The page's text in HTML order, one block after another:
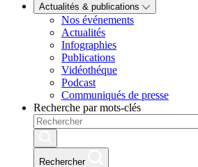
Actualités & publications
Nos événements
Actualités
Infographies
Publications
Vidéothéque
Podcast
Communiqués de presse
Recherche par mots-clés
Rechercher